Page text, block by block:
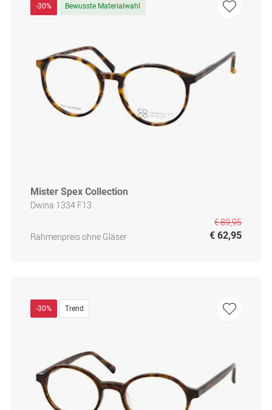
-30% Bewusste Materialwahl
Mister Spex Collection
Dwina 1334 F13
Rahmenpreis ohne Gläser
€ 89,95
€ 62,95
-30% Trend